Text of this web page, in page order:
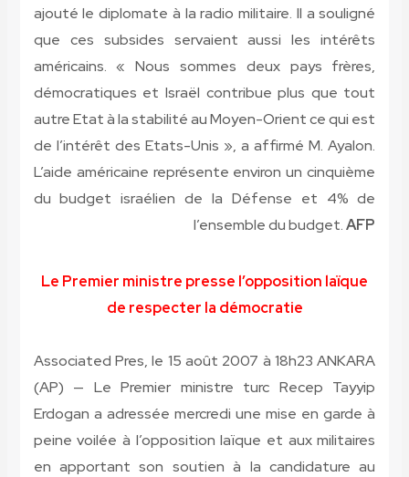
ajouté le diplomate à la radio militaire. Il a souligné
que ces subsides servaient aussi les intérêts
américains. « Nous sommes deux pays frères,
démocratiques et Israël contribue plus que tout
autre Etat à la stabilité au Moyen-Orient ce qui est
de l’intérêt des Etats-Unis », a affirmé M. Ayalon.
L’aide américaine représente environ un cinquième
du budget israélien de la Défense et 4% de
l’ensemble du budget.AFP
Le Premier ministre presse l’opposition laïque
de respecter la démocratie
Associated Pres, le 15 août 2007 à 18h23 ANKARA
(AP) — Le Premier ministre turc Recep Tayyip
Erdogan a adressée mercredi une mise en garde à
peine voilée à l’opposition laïque et aux militaires
en apportant son soutien à la candidature au